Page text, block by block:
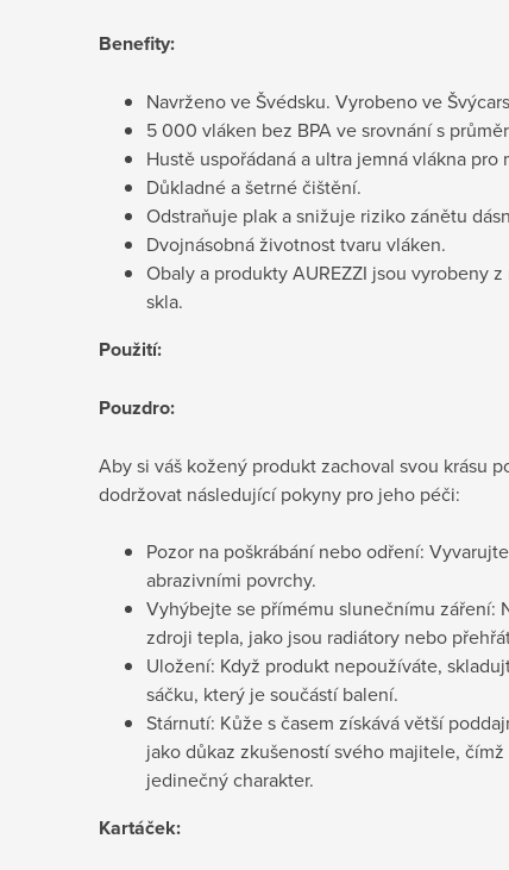
Benefity:
Navrženo ve Švédsku. Vyrobeno ve
5 000 vláken bez BPA ve srovnání s
Hustě uspořádaná a ultra jemná vlákna
Důkladné a šetrné čištění.
Odstraňuje plak a snižuje riziko zánětu
Dvojnásobná životnost tvaru vláken.
Obaly a produkty AUREZZI jsou vyrobeny
skla.
Použití:
Pouzdro:
Aby si váš kožený produkt zachoval svou krásu
dodržovat následující pokyny pro jeho péči:
Pozor na poškrábání nebo odření:
abrazivními povrchy.
Vyhýbejte se přímému slunečnímu záření:
zdroji tepla, jako jsou radiátory nebo
Uložení: Když produkt nepoužíváte,
sáčku, který je součástí balení.
Stárnutí: Kůže s časem získává větší
jako důkaz zkušeností svého majitele,
jedinečný charakter.
Kartáček: